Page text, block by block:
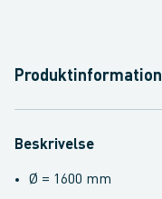
Produktinformation
Beskrivelse
Ø = 1600 mm